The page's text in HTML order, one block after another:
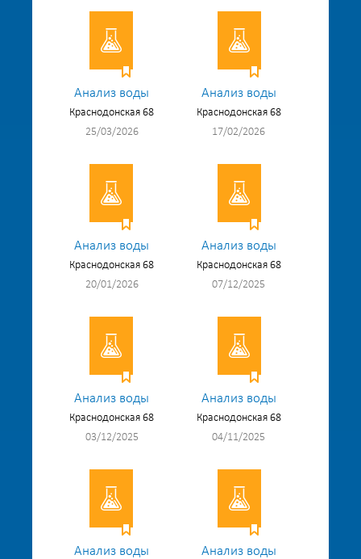
Анализ воды
Краснодонская 68
25/03/2026
Анализ воды
Краснодонская 68
17/02/2026
Анализ воды
Краснодонская 68
20/01/2026
Анализ воды
Краснодонская 68
07/12/2025
Анализ воды
Краснодонская 68
03/12/2025
Анализ воды
Краснодонская 68
04/11/2025
Анализ воды Анализ воды